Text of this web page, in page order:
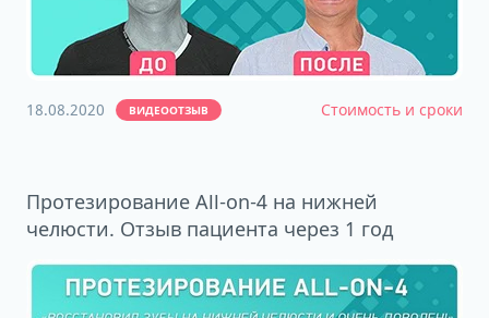
18.08.2020 ВИДЕООТЗЫВ Стоимость и сроки
Протезирование All-on-4 на нижней
челюсти. Отзыв пациента через 1 год